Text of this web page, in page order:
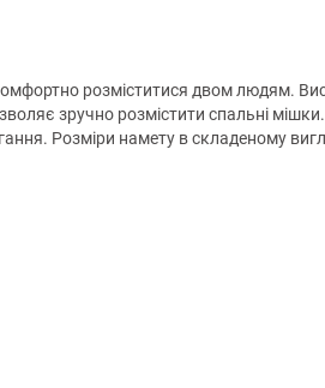
розміститися двом людям.
зручно розмістити спальні мішки.
Розміри намету в складеному